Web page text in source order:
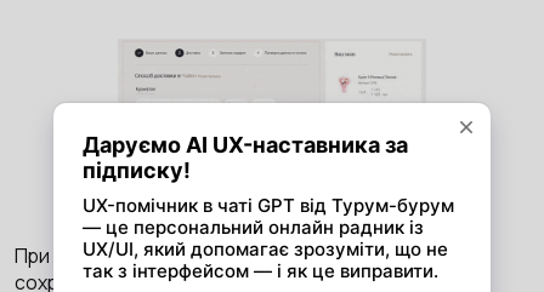
При изменении локации данные не только
сохраняются, но и просчет стоимости доставки